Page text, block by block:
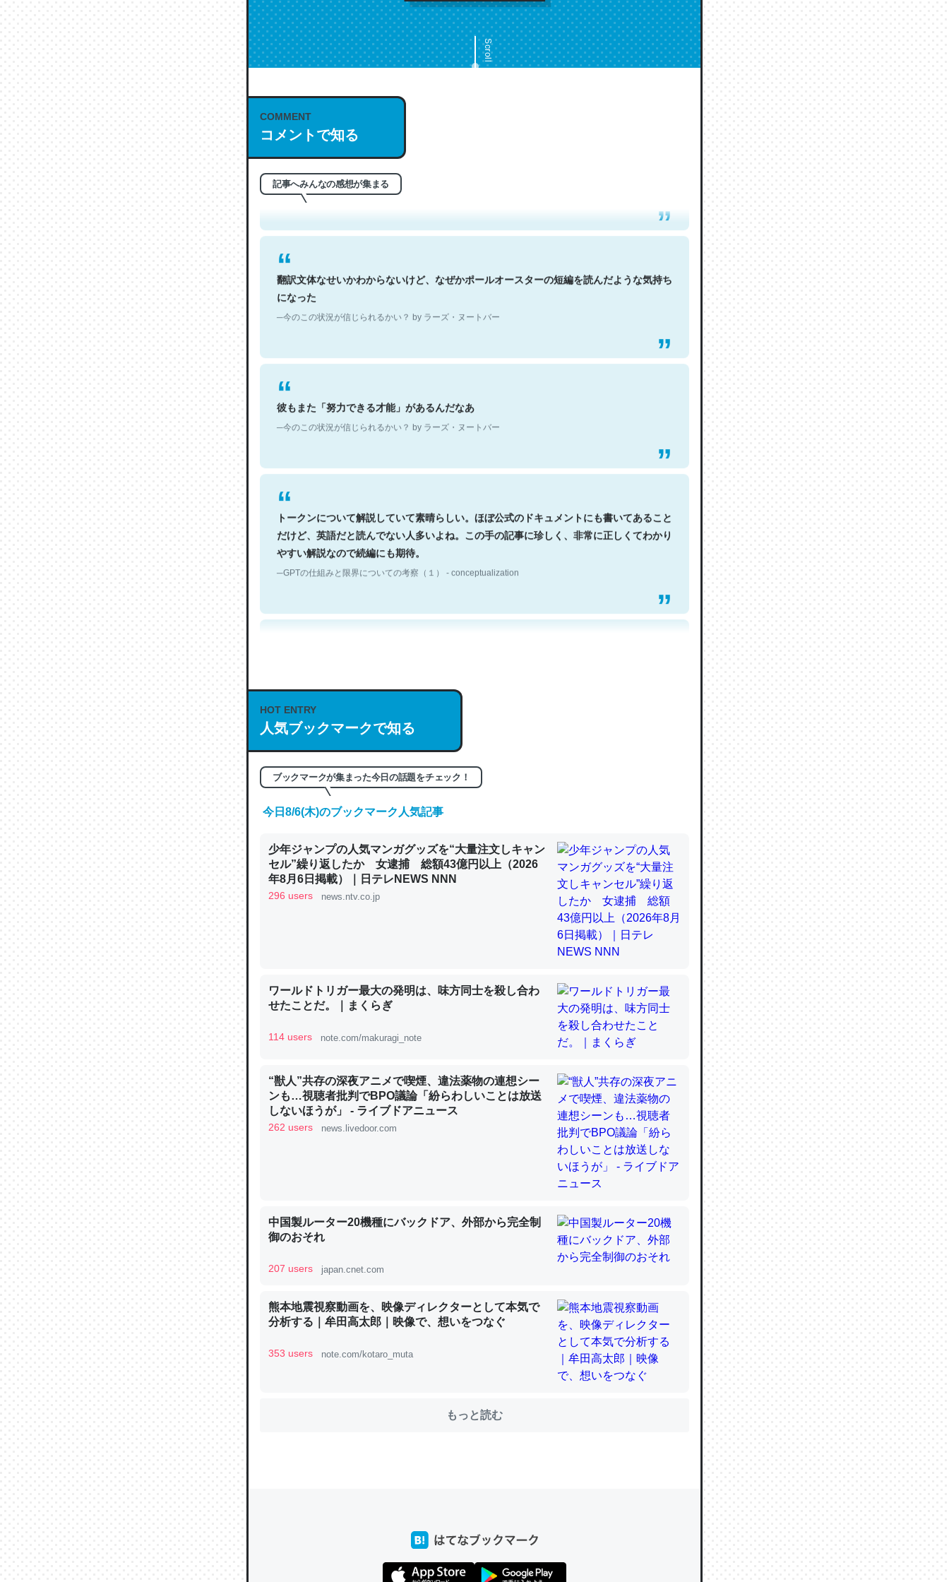
Scroll
COMMENT
コメントで知る
記事へみんなの感想が集まる
これは名文。彼はとてもクレバーなんだろうなと凄く思う。英語少しでも読める人は原文
もお勧め。自分はこの流れ好き。Let’s Fucking Go. Then Covid hit. Shit.
─今のこの状況が信じられるかい？ by ラーズ・ヌートバー
翻訳文体なせいかわからないけど、なぜかポールオースターの短編を読んだような気持ち
になった
─今のこの状況が信じられるかい？ by ラーズ・ヌートバー
彼もまた「努力できる才能」があるんだなあ
─今のこの状況が信じられるかい？ by ラーズ・ヌートバー
トークンについて解説していて素晴らしい。ほぼ公式のドキュメントにも書いてあること
だけど、英語だと読んでない人多いよね。この手の記事に珍しく、非常に正しくてわかり
やすい解説なので続編にも期待。
─GPTの仕組みと限界についての考察（１） - conceptualization
これは良記事。32768トークンだと英語小説100ページ分くらい。小説でいう「ずっと前
の伏線」は回収されないけど、短期記憶というには多い分量。進化すればするほど分かり
やすく強くなりそう
昆虫ってカルシウム少ないのか。知らんかった。調べたらコオロギのカルシウム分はエビ
─ニュース :: 【研究発表】昆虫学の大問題＝「昆虫はなぜ海にいないのか」に関する新仮説
論文では「淡水はカルシウムも酸素も不足してて両方に不利だから両方が拮抗してるので
チンを強化してる筈だが、酵素が違うのか？
─ニュース :: 【研究発表】昆虫学の大問題＝「昆虫はなぜ海にいないのか」に関する新仮説
─ニュース :: 【研究発表】昆虫学の大問題＝「昆虫はなぜ海にいないのか」に関する新仮説
ウチもEchoを実家に置いて４年。でたまに覗いてる。ぼちぼちRingも置こうかと画策
中。あと、Googleマップで位置情報を共有してる。電池残量や充電中かが分かるのでこ
れ見て生きてるなって分かる。
─たまにLINEするくらいだった遠方の父67歳と僕。ITツール導入でコミュニケーションが劇的に変化し
─たまにLINEするくらいだった遠方の父67歳と僕。ITツール導入でコミュニケーションが劇的に変化し
HOT ENTRY
人気ブックマークで知る
ブックマークが集まった今日の話題をチェック！
今日8/6(木)のブックマーク人気記事
少年ジャンプの人気マンガグッズを“大量注文しキャン
セル”繰り返したか 女逮捕 総額43億円以上（2026
年8月6日掲載）｜日テレNEWS NNN
296 users news.ntv.co.jp
ワールドトリガー最大の発明は、味方同士を殺し合わ
せたことだ。｜まくらぎ
114 users note.com/makuragi_note
“獣人”共存の深夜アニメで喫煙、違法薬物の連想シー
ンも…視聴者批判でBPO議論「紛らわしいことは放送
しないほうが」 - ライブドアニュース
262 users news.livedoor.com
中国製ルーター20機種にバックドア、外部から完全制
御のおそれ
207 users japan.cnet.com
熊本地震視察動画を、映像ディレクターとして本気で
分析する｜牟田高太郎｜映像で、想いをつなぐ
353 users note.com/kotaro_muta
もっと読む